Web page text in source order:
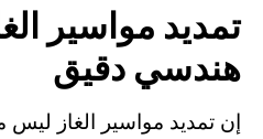
تمديد مواسير
هندسي دقيق
إن تمديد مواسير الغاز ليس